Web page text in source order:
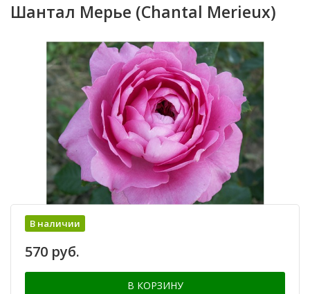
Шантал Мерье (Chantal Merieux)
В наличии
570 руб.
В КОРЗИНУ